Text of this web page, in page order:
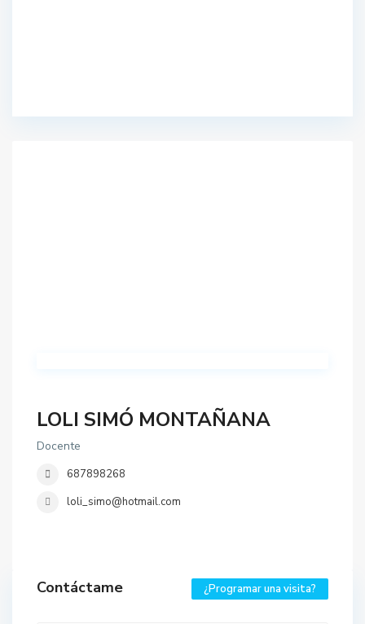
LOLI SIMÓ MONTAÑANA
Docente
687898268
loli_simo@hotmail.com
Contáctame ¿Programar una visita?